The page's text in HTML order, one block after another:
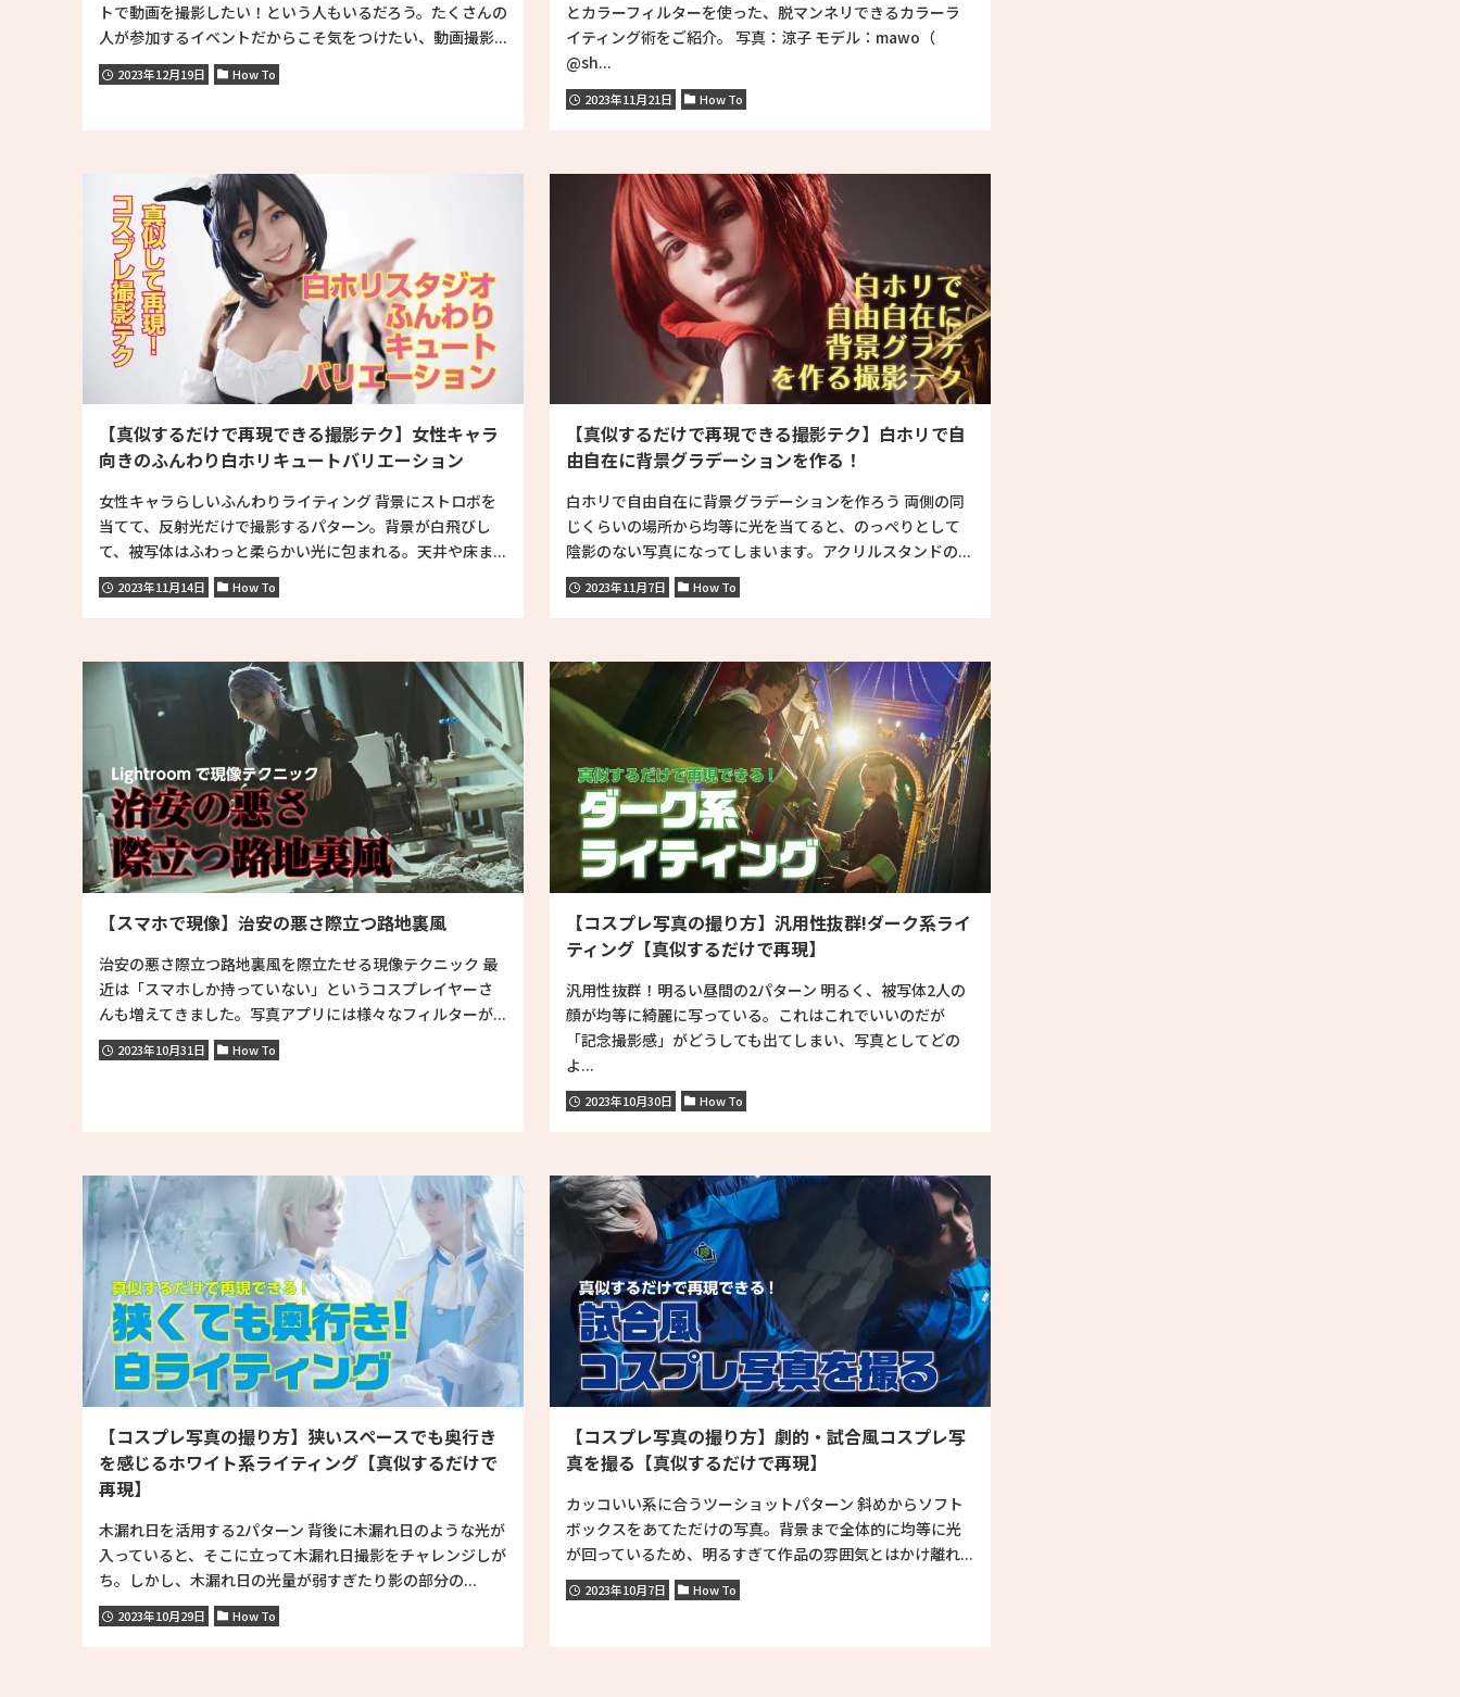
トで動画を撮影したい！という人もいるだろう。たくさんの
人が参加するイベントだからこそ気をつけたい、動画撮影...
2023年12月19日 How To
とカラーフィルターを使った、脱マンネリできるカラーラ
イティング術をご紹介。 写真：涼子 モデル：mawo（
@sh...
2023年11月21日 How To
【真似するだけで再現できる撮影テク】女性キャラ
向きのふんわり白ホリキュートバリエーション
女性キャラらしいふんわりライティング 背景にストロボを
当てて、反射光だけで撮影するパターン。背景が白飛びし
て、被写体はふわっと柔らかい光に包まれる。天井や床ま...
2023年11月14日 How To
【真似するだけで再現できる撮影テク】白ホリで自
由自在に背景グラデーションを作る！
白ホリで自由自在に背景グラデーションを作ろう 両側の同
じくらいの場所から均等に光を当てると、のっぺりとして
陰影のない写真になってしまいます。アクリルスタンドの...
2023年11月7日 How To
【スマホで現像】治安の悪さ際立つ路地裏風
治安の悪さ際立つ路地裏風を際立たせる現像テクニック 最
近は「スマホしか持っていない」というコスプレイヤーさ
んも増えてきました。写真アプリには様々なフィルターが...
2023年10月31日 How To
【コスプレ写真の撮り方】汎用性抜群!ダーク系ライ
ティング【真似するだけで再現】
汎用性抜群！明るい昼間の2パターン 明るく、被写体2人の
顔が均等に綺麗に写っている。これはこれでいいのだが
「記念撮影感」がどうしても出てしまい、写真としてどの
よ...
2023年10月30日 How To
【コスプレ写真の撮り方】狭いスペースでも奥行き
を感じるホワイト系ライティング【真似するだけで
再現】
木漏れ日を活用する2パターン 背後に木漏れ日のような光が
入っていると、そこに立って木漏れ日撮影をチャレンジしが
ち。しかし、木漏れ日の光量が弱すぎたり影の部分の...
2023年10月29日 How To
【コスプレ写真の撮り方】劇的・試合風コスプレ写
真を撮る【真似するだけで再現】
カッコいい系に合うツーショットパターン 斜めからソフト
ボックスをあてただけの写真。背景まで全体的に均等に光
が回っているため、明るすぎて作品の雰囲気とはかけ離れ...
2023年10月7日 How To